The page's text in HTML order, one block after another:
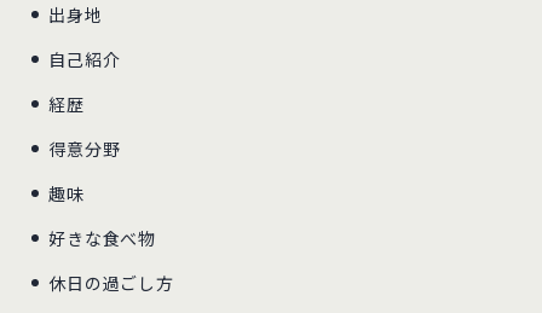
出身地
自己紹介
経歴
得意分野
趣味
好きな食べ物
休日の過ごし方